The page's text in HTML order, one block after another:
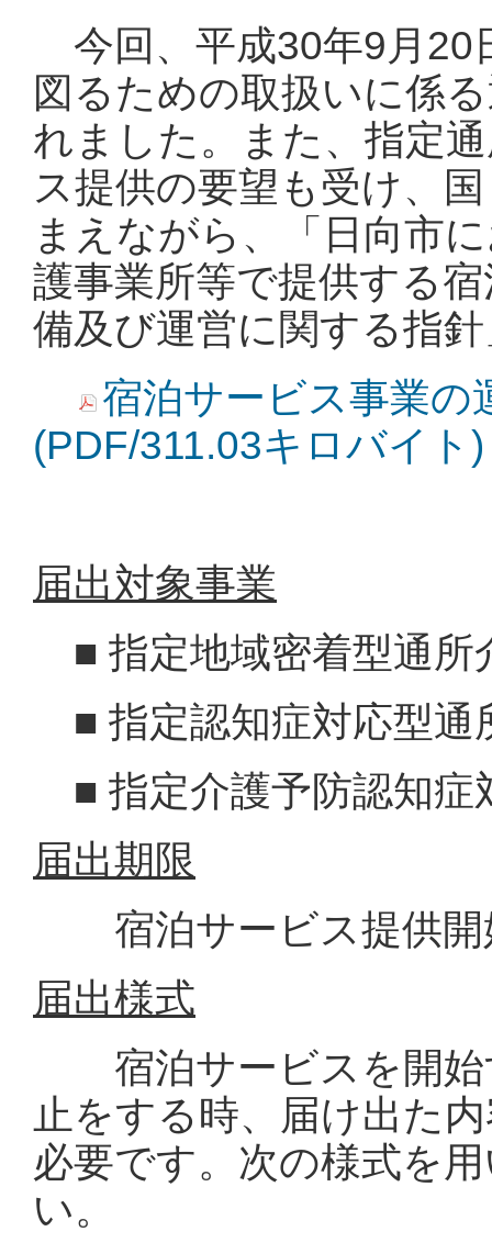
今回、平成30年9月20
図るための取扱いに係
れました。また、指定
ス提供の要望も受け、
まえながら、「日向市
護事業所等で提供する
備及び運営に関する指
宿泊サービス事業の
(PDF/311.03キロバイト)
届出対象事業
■ 指定地域密着型通所
■ 指定認知症対応型通
■ 指定介護予防認知症
届出期限
宿泊サービス提供開
届出様式
宿泊サービスを開始
止をする時、届け出た
必要です。次の様式を
い。